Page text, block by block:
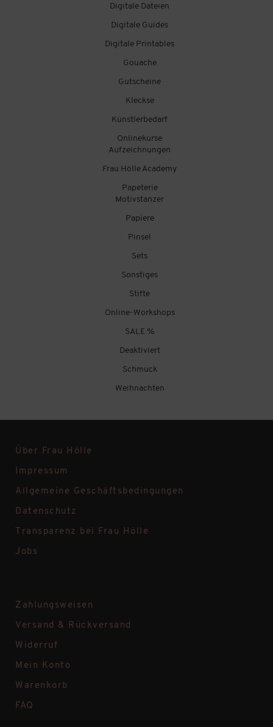
Digitale Dateien
Digitale Guides
Digitale Printables
Gouache
Gutscheine
Kleckse
Künstlerbedarf
Onlinekurse
Aufzeichnungen
Frau Hölle Academy
Papeterie
Motivstanzer
Papiere
Pinsel
Sets
Sonstiges
Stifte
Online-Workshops
SALE %
Deaktiviert
Schmuck
Weihnachten
Über Frau Hölle
Impressum
Allgemeine Geschäftsbedingungen
Datenschutz
Transparenz bei Frau Hölle
Jobs
Zahlungsweisen
Versand & Rückversand
Widerruf
Mein Konto
Warenkorb
FAQ